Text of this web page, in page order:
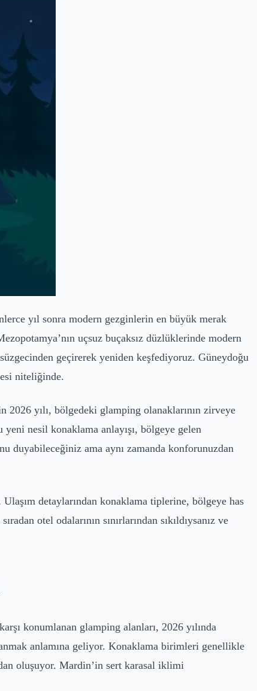
yıl sonra modern gezginlerin en büyük merak
uçsuz buçaksız düzlüklerinde modern
geçirerek yeniden keşfediyoruz. Güneydoğu
niteliğinde.
2026 yılı, bölgedeki glamping olanaklarının zirveye
nesil konaklama anlayışı, bölgeye gelen
duyabileceğiniz ama aynı zamanda konforunuzdan
detaylarından konaklama tiplerine, bölgeye has
otel odalarının sınırlarından sıkıldıysanız ve
konumlanan glamping alanları, 2026 yılında
anlamına geliyor. Konaklama birimleri genellikle
oluşuyor. Mardin’in sert karasal iklimi